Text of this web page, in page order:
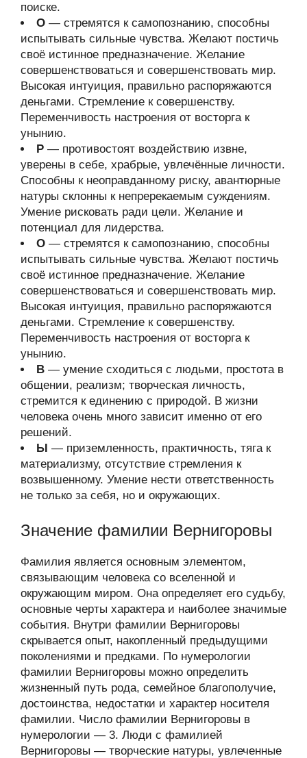
поиске.
О — стремятся к самопознанию, способны
испытывать сильные чувства. Желают постичь
своё истинное предназначение. Желание
совершенствоваться и совершенствовать мир.
Высокая интуиция, правильно распоряжаются
деньгами. Стремление к совершенству.
Переменчивость настроения от восторга к
унынию.
Р — противостоят воздействию извне,
уверены в себе, храбрые, увлечённые личности.
Способны к неоправданному риску, авантюрные
натуры склонны к непререкаемым суждениям.
Умение рисковать ради цели. Желание и
потенциал для лидерства.
О — стремятся к самопознанию, способны
испытывать сильные чувства. Желают постичь
своё истинное предназначение. Желание
совершенствоваться и совершенствовать мир.
Высокая интуиция, правильно распоряжаются
деньгами. Стремление к совершенству.
Переменчивость настроения от восторга к
унынию.
В — умение сходиться с людьми, простота в
общении, реализм; творческая личность,
стремится к единению с природой. В жизни
человека очень много зависит именно от его
решений.
Ы — приземленность, практичность, тяга к
материализму, отсутствие стремления к
возвышенному. Умение нести ответственность
не только за себя, но и окружающих.
Значение фамилии Вернигоровы
Фамилия является основным элементом,
связывающим человека со вселенной и
окружающим миром. Она определяет его судьбу,
основные черты характера и наиболее значимые
события. Внутри фамилии Вернигоровы
скрывается опыт, накопленный предыдущими
поколениями и предками. По нумерологии
фамилии Вернигоровы можно определить
жизненный путь рода, семейное благополучие,
достоинства, недостатки и характер носителя
фамилии. Число фамилии Вернигоровы в
нумерологии — 3. Люди с фамилией
Вернигоровы — творческие натуры, увлеченные